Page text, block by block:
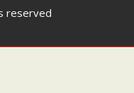
reserved